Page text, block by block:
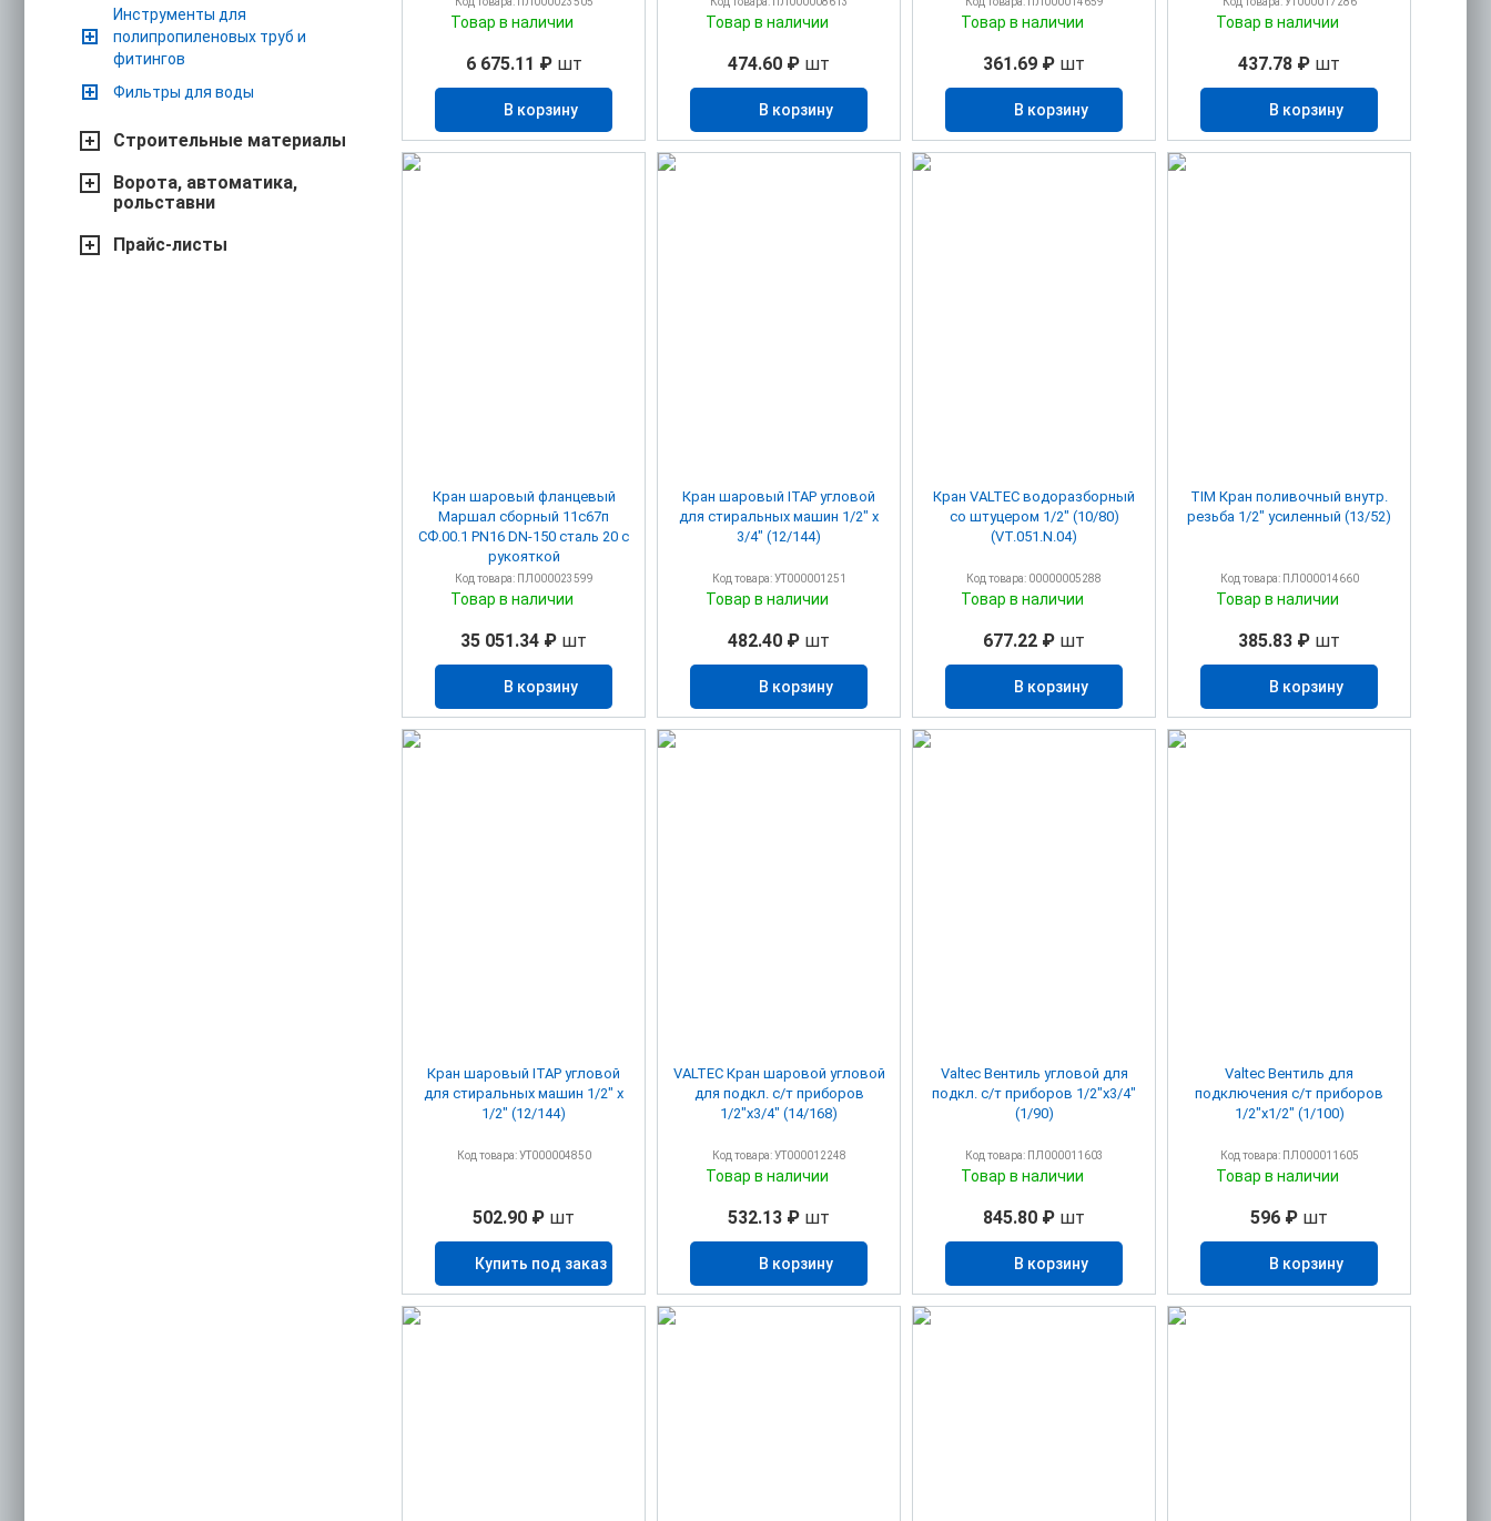
Инструменты для
полипропиленовых труб и
фитингов
Фильтры для воды
Строительные материалы
Ворота, автоматика,
рольставни
Прайс-листы
Товар в наличии
6 675.11 ₽шт
В корзину
Товар в наличии
474.60 ₽ шт
В корзину
Товар в наличии
361.69 ₽ шт
В корзину
Товар в наличии
437.78 ₽ шт
В корзину
Кран шаровый фланцевый
Маршал сборный 11с67п
СФ.00.1 PN16 DN-150 сталь 20 с
рукояткой
Код товара: ПЛ000023599
Товар в наличии
35 051.34 ₽ шт
В корзину
Кран шаровый ITAP угловой
для стиральных машин 1/2" х
3/4" (12/144)
Код товара: УТ000001251
Товар в наличии
482.40 ₽ шт
В корзину
Кран VALTEC водоразборный
со штуцером 1/2" (10/80)
(VT.051.N.04)
Код товара: 00000005288
Товар в наличии
677.22 ₽ шт
В корзину
TIM Кран поливочный внутр.
резьба 1/2" усиленный (13/52)
Код товара: ПЛ000014660
Товар в наличии
385.83 ₽ шт
В корзину
Кран шаровый ITAP угловой
для стиральных машин 1/2" х
1/2" (12/144)
Код товара: УТ000004850
502.90 ₽ шт
Купить под заказ
VALTEC Кран шаровой угловой
для подкл. с/т приборов
1/2"х3/4" (14/168)
Код товара: УТ000012248
Товар в наличии
532.13 ₽ шт
В корзину
Valtec Вентиль угловой для
подкл. с/т приборов 1/2"х3/4"
(1/90)
Код товара: ПЛ000011603
Товар в наличии
845.80 ₽ шт
В корзину
Valtec Вентиль для
подключения с/т приборов
1/2"х1/2" (1/100)
Код товара: ПЛ000011605
Товар в наличии
596 ₽ шт
В корзину